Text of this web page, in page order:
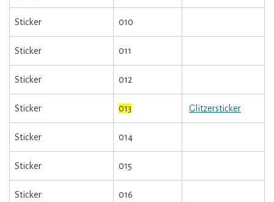
Sticker 010
Sticker 011
Sticker 012
Sticker 013 Glitzersticker
Sticker 014
Sticker 015
Sticker 016